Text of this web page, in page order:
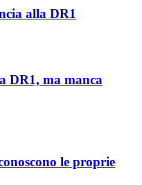
alla DR1
DR1, ma manca
le proprie